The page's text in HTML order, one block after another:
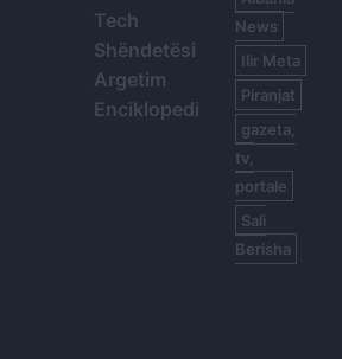
Tech
Shëndetësi
Argetim
Enciklopedi
News
Ilir Meta
Piranjat
gazeta,
tv,
portale
Sali
Berisha